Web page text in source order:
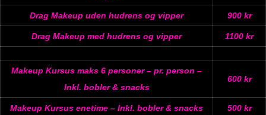
Drag Makeup uden hudrens og vipper 900 kr
Drag Makeup med hudrens og vipper 1100 kr
Makeup Kursus maks 6 personer – pr. person –
Inkl. bobler & snacks
600 kr
Makeup Kursus enetime – Inkl. bobler & snacks 500 kr